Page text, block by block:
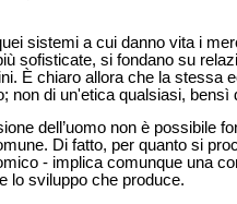
sistemi a cui danno vita i
sofisticate, si fondano su
È chiaro allora che la stessa
non di un'etica qualsiasi,
dell’uomo non è possibile
Di fatto, per quanto si
- implica comunque una
lo sviluppo che produce.